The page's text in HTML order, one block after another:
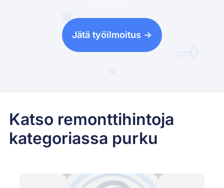
Jätä työilmoitus ->
Katso remonttihintoja
kategoriassa purku